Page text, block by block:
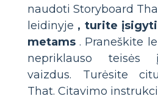
naudoti Storyboard
leidinyje , turite įsigyti
metams . Praneškite
nepriklauso teisės
vaizdus. Turėsite
That. Citavimo